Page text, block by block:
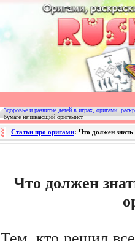
Здоровье и развитие детей в играх, оригами,
бумаге начинающий оригамист
Статьи про оригами: Что должен
Что должен